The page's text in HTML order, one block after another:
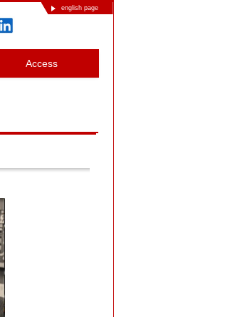
english page
Access